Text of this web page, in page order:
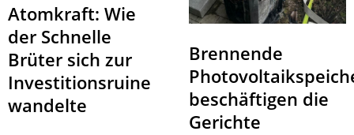
Atomkraft: Wie
der Schnelle
Brüter sich zur
Investitionsruine
wandelte
Brennende
beschäftigen die
Gerichte